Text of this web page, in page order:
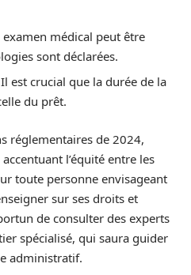
examen médical peut être
sont déclarées.
Il est crucial que la durée de la
du prêt.
réglementaires de 2024,
l’équité entre les
toute personne envisageant
sur ses droits et
de consulter des experts
spécialisé, qui saura guider
administratif.